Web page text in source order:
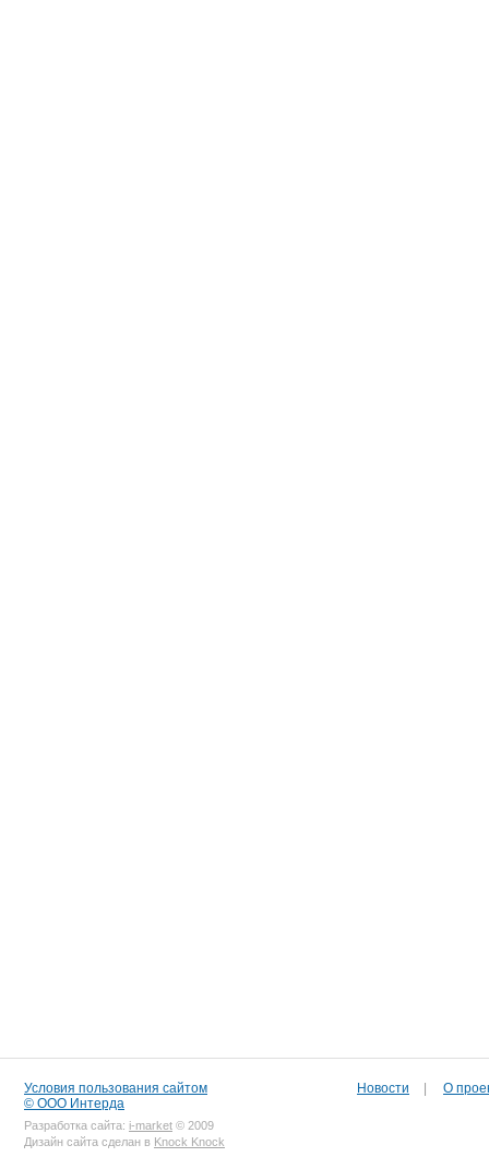
Условия пользования сайтом
© ООО Интерда
Разработка сайта: i-market © 2009
Дизайн сайта сделан в Knock Knock
Новости О